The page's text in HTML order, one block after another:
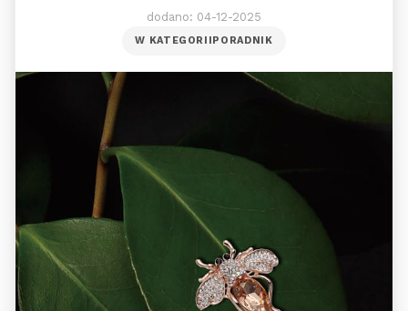
dodano: 04-12-2025
W KATEGORIIPORADNIK